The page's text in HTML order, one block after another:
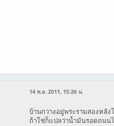
14 พ.ย. 2011, 15:26 น.
บ้านกวางอยู่พระรามสองหลัง
ถ้าใช่ก็แปลว่าน้ำมันรอดถนน